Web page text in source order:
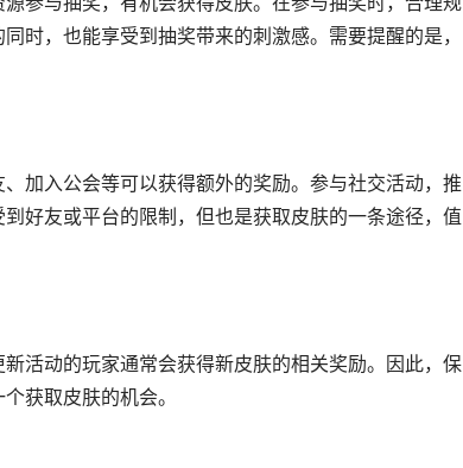
时，也能享受到抽奖带来的刺激感。需要提醒的是，
加入公会等可以获得额外的奖励。参与社交活动，推
好友或平台的限制，但也是获取皮肤的一条途径，值
活动的玩家通常会获得新皮肤的相关奖励。因此，保
获取皮肤的机会。